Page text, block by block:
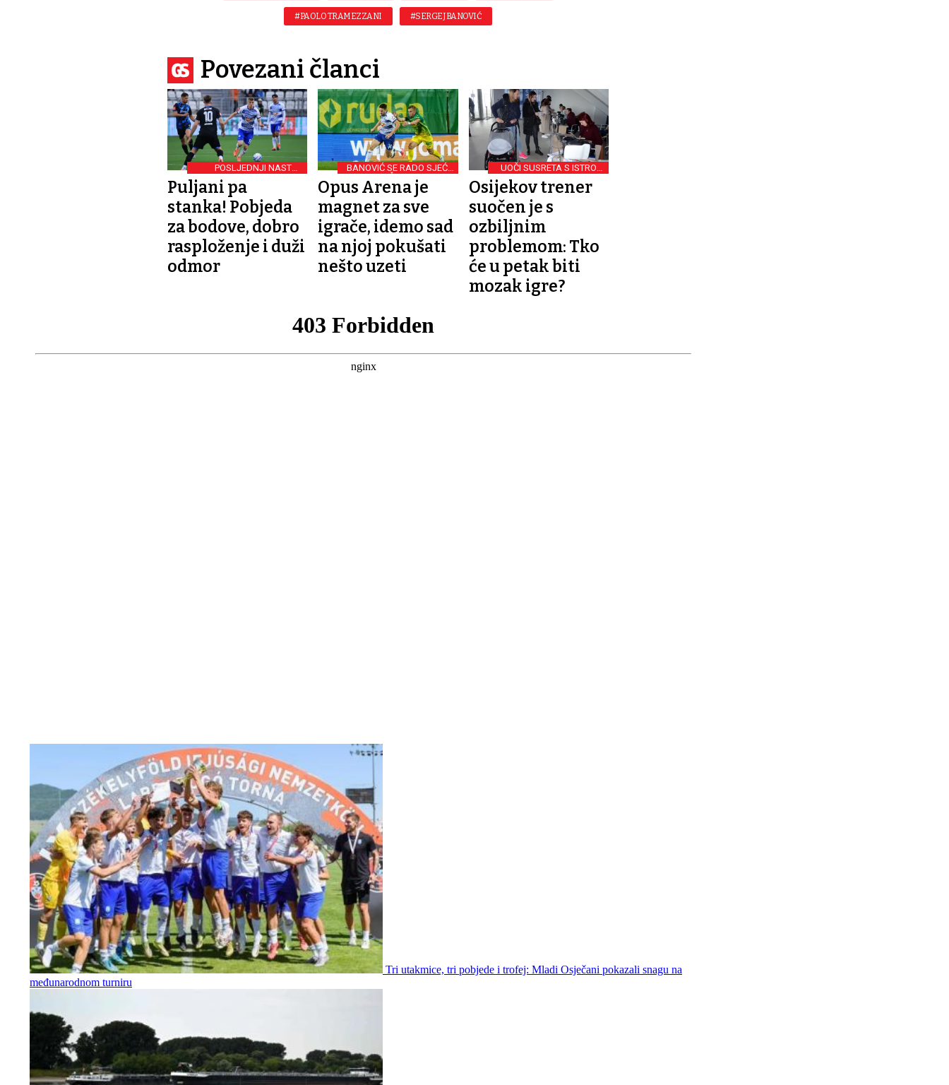
#PAOLO TRAMEZZANI #SERGEJ BANOVIĆ
Povezani članci
POSLJEDNJI NASTUP
BIJELO-PLAVIH U 2024.
Puljani pa
stanka! Pobjeda
za bodove, dobro
rasploženje i duži
odmor
BANOVIĆ SE RADO SJEĆA
OKRŠAJA S BIJELO-
PLAVIMA
Opus Arena je
magnet za sve
igrače, idemo sad
na njoj pokušati
nešto uzeti
UOČI SUSRETA S ISTROM
1961
Osijekov trener
suočen je s
ozbiljnim
problemom: Tko
će u petak biti
mozak igre?
Tri utakmice, tri pobjede i trofej: Mladi Osječani pokazali snagu na
međunarodnom turniru